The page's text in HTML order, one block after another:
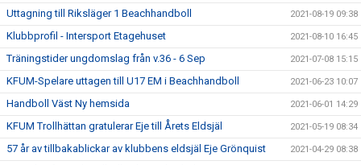
Uttagning till Riksläger 1 Beachhandboll 2021-08-19 09:38
Klubbprofil - Intersport Etagehuset 2021-08-10 16:45
Träningstider ungdomslag från v.36 - 6 Sep 2021-07-08 15:15
KFUM-Spelare uttagen till U17 EM i Beachhandboll 2021-06-23 10:07
Handboll Väst Ny hemsida 2021-06-01 14:29
KFUM Trollhättan gratulerar Eje till Årets Eldsjäl 2021-05-19 08:34
57 år av tillbakablickar av klubbens eldsjäl Eje Grönquist 2021-04-29 08:38